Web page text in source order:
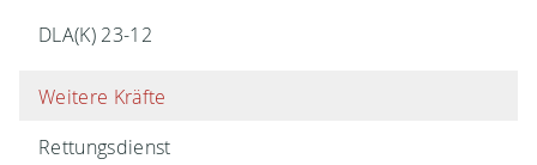
DLA(K) 23-12
Weitere Kräfte
Rettungsdienst